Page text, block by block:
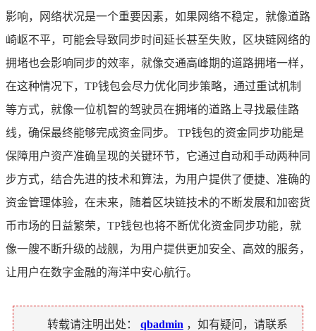
影响，网络状况是一个重要因素，如果网络不稳定，就像道路
崎岖不平，可能会导致同步时间延长甚至失败，区块链网络的
拥堵也会影响同步的效率，就像交通高峰期的道路拥堵一样，
在这种情况下，TP钱包会尽力优化同步策略，通过重试机制
等方式，就像一位机智的驾驶员在拥堵的道路上寻找最佳路
线，确保最终能够完成资金同步。 TP钱包的资金同步功能是
保障用户资产准确呈现的关键环节，它通过自动和手动两种同
步方式，结合先进的技术和算法，为用户提供了便捷、准确的
资金管理体验，在未来，随着区块链技术的不断发展和加密货
币市场的日益繁荣，TP钱包也将不断优化资金同步功能，就
像一艘不断升级的战舰，为用户提供更加安全、高效的服务，
让用户在数字金融的海洋中安心航行。
转载请注明出处： qbadmin ，如有疑问，请联系